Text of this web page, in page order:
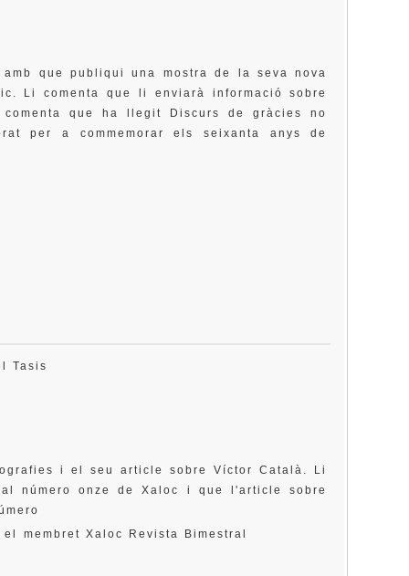
que publiqui una mostra de la seva nova
Li comenta que li enviarà informació sobre
que ha llegit Discurs de gràcies no
per a commemorar els seixanta anys de
Tasis
i el seu article sobre Víctor Català. Li
número onze de Xaloc i que l'article sobre
membret Xaloc Revista Bimestral